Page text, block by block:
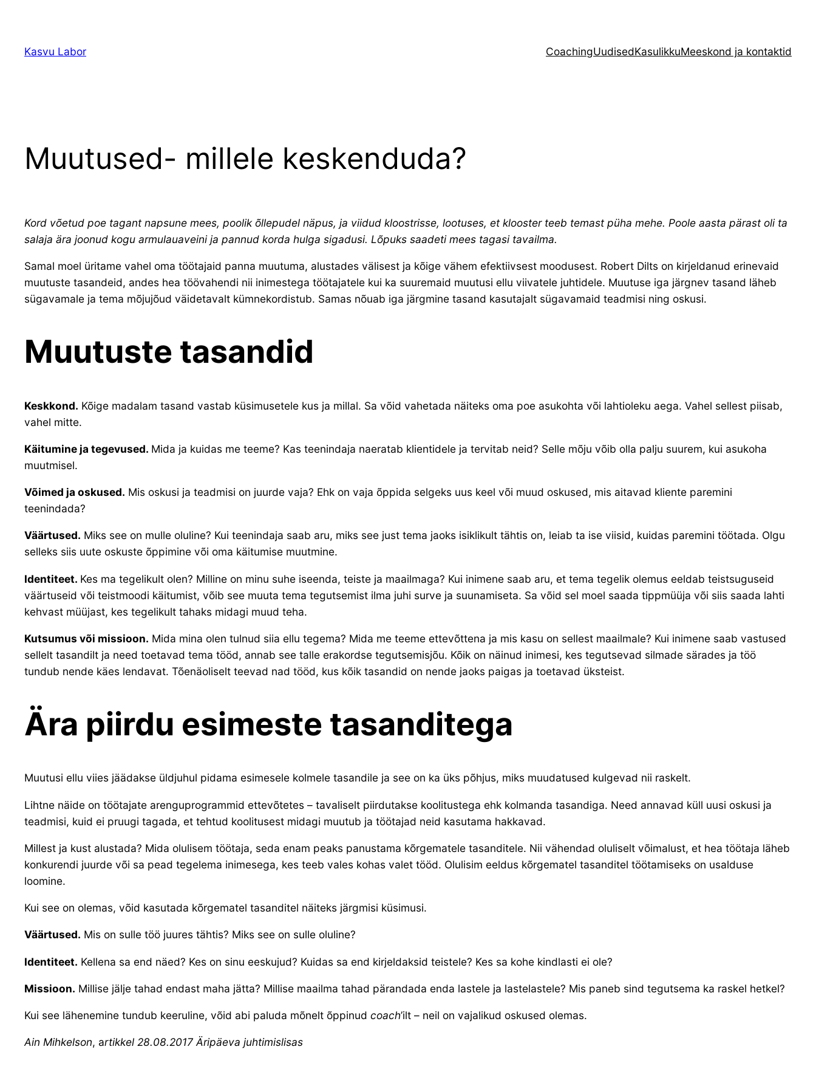
juurdeKasvu Labor CoachingUudisedKasulikkuMeeskond ja kontaktid
Muutused- millele keskenduda?
Kord võetud poe tagant napsune mees, poolik õllepudel näpus, ja viidud kloostrisse, lootuses, et klooster teeb temast püha mehe. Poole aasta pärast oli ta
salaja ära joonud kogu armulauaveini ja pannud korda hulga sigadusi. Lõpuks saadeti mees tagasi tavailma.
Samal moel üritame vahel oma töötajaid panna muutuma, alustades välisest ja kõige vähem efektiivsest moodusest. Robert Dilts on kirjeldanud erinevaid
muutuste tasandeid, andes hea töövahendi nii inimestega töötajatele kui ka suuremaid muutusi ellu viivatele juhtidele. Muutuse iga järgnev tasand läheb
sügavamale ja tema mõjujõud väidetavalt kümnekordistub. Samas nõuab iga järgmine tasand kasutajalt sügavamaid teadmisi ning oskusi.
Muutuste tasandid
Keskkond. Kõige madalam tasand vastab küsimusetele kus ja millal. Sa võid vahetada näiteks oma poe asukohta või lahtioleku aega. Vahel sellest piisab,
vahel mitte.
Käitumine ja tegevused. Mida ja kuidas me teeme? Kas teenindaja naeratab klientidele ja tervitab neid? Selle mõju võib olla palju suurem, kui asukoha
muutmisel.
Võimed ja oskused. Mis oskusi ja teadmisi on juurde vaja? Ehk on vaja õppida selgeks uus keel või muud oskused, mis aitavad kliente paremini
teenindada?
Väärtused. Miks see on mulle oluline? Kui teenindaja saab aru, miks see just tema jaoks isiklikult tähtis on, leiab ta ise viisid, kuidas paremini töötada. Olgu
selleks siis uute oskuste õppimine või oma käitumise muutmine.
Identiteet. Kes ma tegelikult olen? Milline on minu suhe iseenda, teiste ja maailmaga? Kui inimene saab aru, et tema tegelik olemus eeldab teistsuguseid
väärtuseid või teistmoodi käitumist, võib see muuta tema tegutsemist ilma juhi surve ja suunamiseta. Sa võid sel moel saada tippmüüja või siis saada lahti
kehvast müüjast, kes tegelikult tahaks midagi muud teha.
Kutsumus või missioon. Mida mina olen tulnud siia ellu tegema? Mida me teeme ettevõttena ja mis kasu on sellest maailmale? Kui inimene saab vastused
sellelt tasandilt ja need toetavad tema tööd, annab see talle erakordse tegutsemisjõu. Kõik on näinud inimesi, kes tegutsevad silmade särades ja töö
tundub nende käes lendavat. Tõenäoliselt teevad nad tööd, kus kõik tasandid on nende jaoks paigas ja toetavad üksteist.
Ära piirdu esimeste tasanditega
Muutusi ellu viies jäädakse üldjuhul pidama esimesele kolmele tasandile ja see on ka üks põhjus, miks muudatused kulgevad nii raskelt.
Lihtne näide on töötajate arenguprogrammid ettevõtetes – tavaliselt piirdutakse koolitustega ehk kolmanda tasandiga. Need annavad küll uusi oskusi ja
teadmisi, kuid ei pruugi tagada, et tehtud koolitusest midagi muutub ja töötajad neid kasutama hakkavad.
Millest ja kust alustada? Mida olulisem töötaja, seda enam peaks panustama kõrgematele tasanditele. Nii vähendad oluliselt võimalust, et hea töötaja läheb
konkurendi juurde või sa pead tegelema inimesega, kes teeb vales kohas valet tööd. Olulisim eeldus kõrgematel tasanditel töötamiseks on usalduse
loomine.
Kui see on olemas, võid kasutada kõrgematel tasanditel näiteks järgmisi küsimusi.
Väärtused. Mis on sulle töö juures tähtis? Miks see on sulle oluline?
Identiteet. Kellena sa end näed? Kes on sinu eeskujud? Kuidas sa end kirjeldaksid teistele? Kes sa kohe kindlasti ei ole?
Missioon. Millise jälje tahad endast maha jätta? Millise maailma tahad pärandada enda lastele ja lastelastele? Mis paneb sind tegutsema ka raskel hetkel?
Kui see lähenemine tundub keeruline, võid abi paluda mõnelt õppinud coach’ilt – neil on vajalikud oskused olemas.
Ain Mihkelson, artikkel 28.08.2017 Äripäeva juhtimislisas